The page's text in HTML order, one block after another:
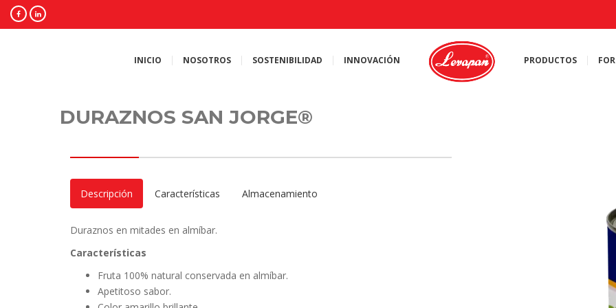
INICIO NOSOTROS SOSTENIBILIDAD INNOVACIÓN PRODUCTOS
DURAZNOS SAN JORGE®
Descripción Características Almacenamiento
Duraznos en mitades en almíbar.
Características
Fruta 100% natural conservada en almíbar.
Apetitoso sabor.